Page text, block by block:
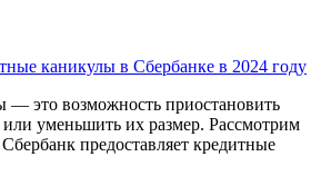
каникулы в Сбербанке в 2024 году
— это возможность приостановить
уменьшить их размер. Рассмотрим
предоставляет кредитные